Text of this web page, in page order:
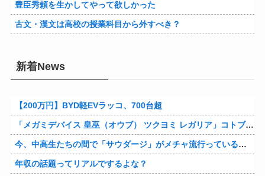
豊臣秀頼を生かしてやって欲しかった
古文・漢文は高校の授業科目から外すべき？
新着News
【200万円】BYD軽EVラッコ、700台超
「メガミデバイス 皇巫（オウブ） ツクヨミ レガリア」コトブキヤデビュー…
今、中高生たちの間で「サウダージ」がメチャ流行っているらしい
年収の話題ってリアルでするよな？